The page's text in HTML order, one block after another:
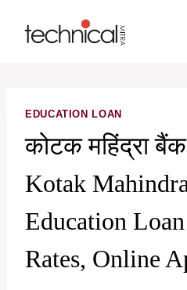
EDUCATION LOAN
कोटक महिंद्रा
Kotak
Education
Rates, Online